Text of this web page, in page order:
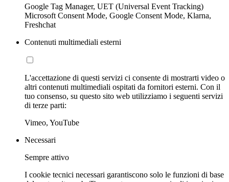
Google Tag Manager, UET (Universal Event Tracking)
Microsoft Consent Mode, Google Consent Mode, Klarna,
Freshchat
Contenuti multimediali esterni
L'accettazione di questi servizi ci consente di mostrarti video o
altri contenuti multimediali ospitati da fornitori esterni. Con il
tuo consenso, su questo sito web utilizziamo i seguenti servizi
di terze parti:
Vimeo, YouTube
Necessari
Sempre attivo
I cookie tecnici necessari garantiscono solo le funzioni di base